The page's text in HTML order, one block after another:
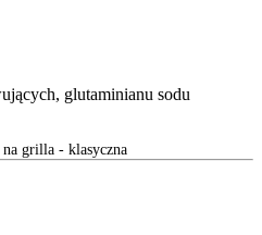
glutaminianu sodu
grilla - klasyczna